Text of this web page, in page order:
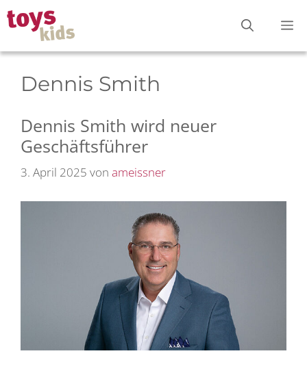
Zum
Inhalt
springen
Dennis Smith
Dennis Smith wird neuer
Geschäftsführer
3. April 2025 von ameissner